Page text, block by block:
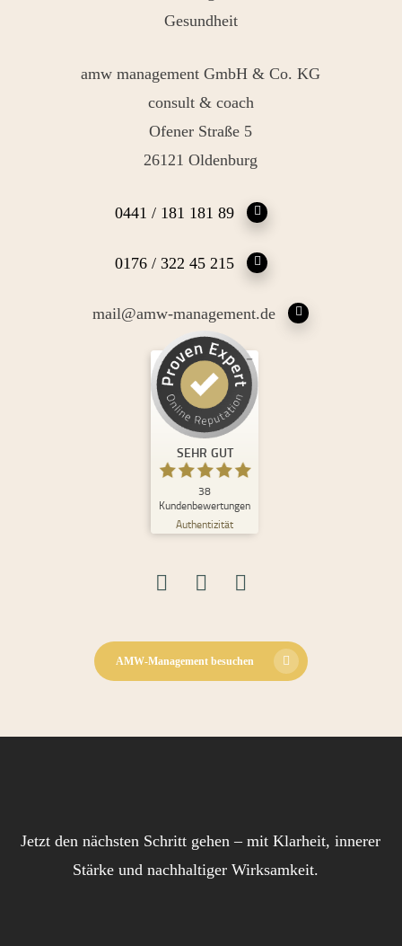
Gesundheit
amw management GmbH & Co. KG
consult & coach
Ofener Straße 5
26121 Oldenburg
0441 / 181 181 89
0176 / 322 45 215
mail@amw-management.de
SEHR GUT
38
Kundenbewertungen
Authentizität
Kundenbewertungen und Erfahrungen zu
Andrea Maria Waden
Empfehlungen auf
ProvenExpert.com
SEHR GUT
30
8
AMW-Management besuchen
Jetzt den nächsten Schritt gehen – mit Klarheit, innerer
Stärke und nachhaltiger Wirksamkeit.